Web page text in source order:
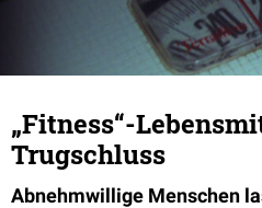
„Fitness“-
Trugschluss
Abnehmwillige Menschen